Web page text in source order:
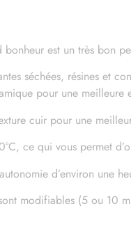
est un très bon
séchées, résines et
pour une meilleure
cuir pour une
ce qui vous permet
d’environ une
modifiables (5 ou 10